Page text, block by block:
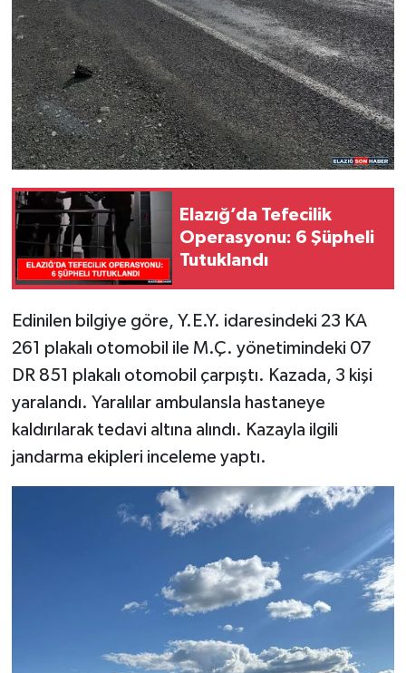
Elazığ’da Tefecilik
Operasyonu: 6 Şüpheli
Tutuklandı
Edinilen bilgiye göre, Y.E.Y. idaresindeki 23 KA
261 plakalı otomobil ile M.Ç. yönetimindeki 07
DR 851 plakalı otomobil çarpıştı. Kazada, 3 kişi
yaralandı. Yaralılar ambulansla hastaneye
kaldırılarak tedavi altına alındı. Kazayla ilgili
jandarma ekipleri inceleme yaptı.